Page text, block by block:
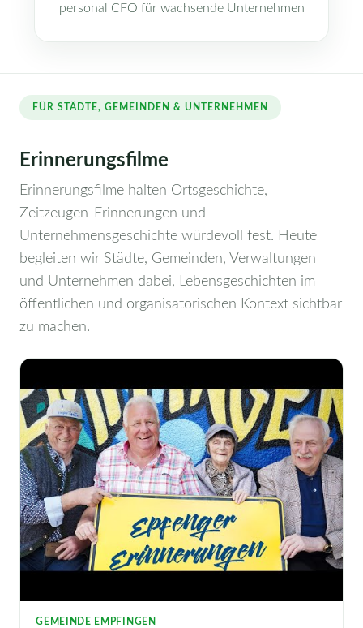
personal CFO für wachsende Unternehmen
FÜR STÄDTE, GEMEINDEN & UNTERNEHMEN
Erinnerungsfilme
Erinnerungsfilme halten Ortsgeschichte,
Zeitzeugen-Erinnerungen und
Unternehmensgeschichte würdevoll fest. Heute
begleiten wir Städte, Gemeinden, Verwaltungen
und Unternehmen dabei, Lebensgeschichten im
öffentlichen und organisatorischen Kontext sichtbar
zu machen.
GEMEINDE EMPFINGEN